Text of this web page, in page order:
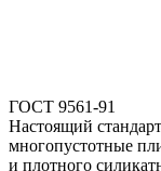
ГОСТ 9561-91
Настоящий
многопустотные
и плотного